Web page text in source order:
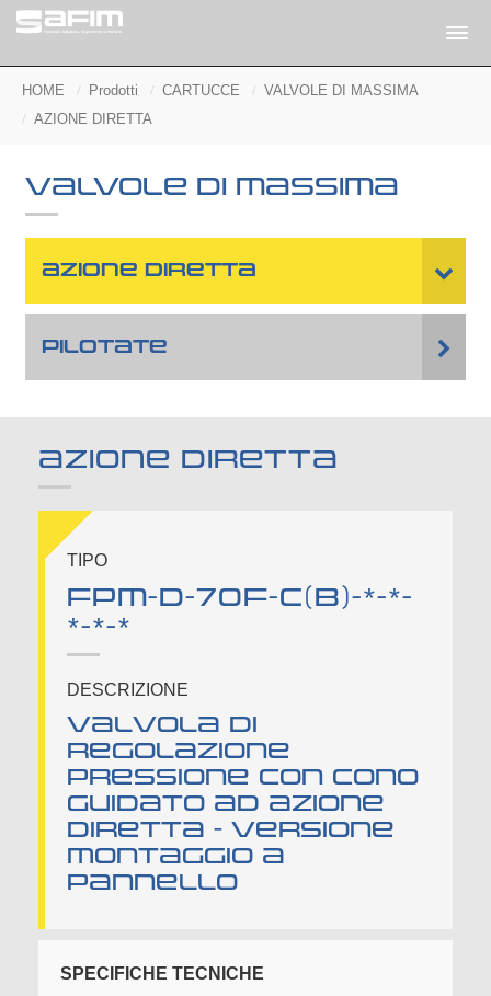
HOME Prodotti CARTUCCE
VALVOLE DI MASSIMA
AZIONE DIRETTA
VALVOLE DI MASSIMA
AZIONE DIRETTA
PILOTATE
AZIONE DIRETTA
TIPO
FPM-D-70F-C(B)-*-*-
*-*-*
DESCRIZIONE
Valvola di
regolazione
pressione con cono
guidato ad azione
diretta - versione
montaggio a
pannello
SPECIFICHE TECNICHE